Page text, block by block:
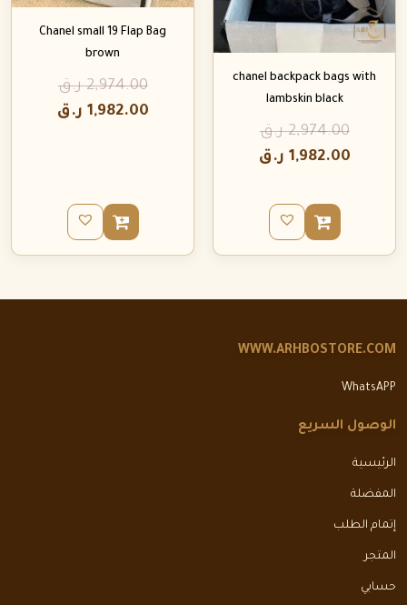
chanel backpack bags with
lambskin black
2,974.00 ر.ق
1,982.00 ر.ق
Chanel small 19 Flap Bag
brown
2,974.00 ر.ق
1,982.00 ر.ق
WWW.ARHBOSTORE.COM
WhatsAPP
الوصول السريع
الرئيسية
المفضلة
إتمام الطلب
المتجر
حسابي